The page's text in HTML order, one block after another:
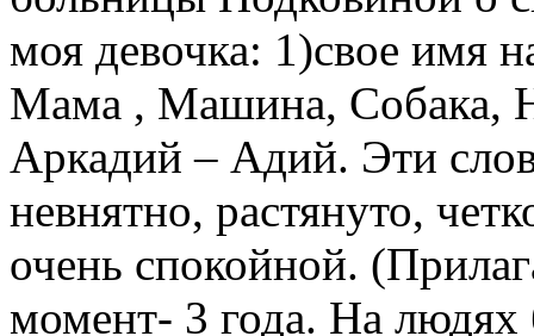
моя девочка: 1)свое имя
Мама , Машина, Собака,
Аркадий – Адий. Эти
невнятно, растянуто,
очень спокойной.
момент- 3 года. На людях